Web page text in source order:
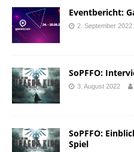
Eventbericht:
2. September 2022
SoPFFO:
3. August 2022
SoPFFO:
Spiel